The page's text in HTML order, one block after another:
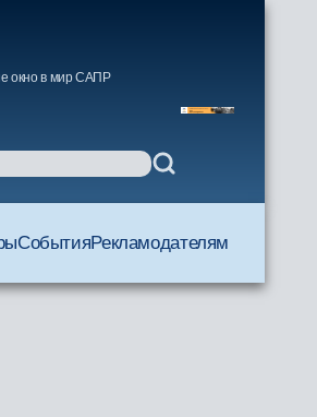
окно в мир САПР
СобытияРекламодателям